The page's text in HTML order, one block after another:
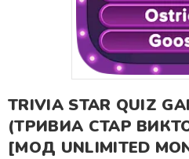
TRIVIA STAR QUIZ
(ТРИВИА СТАР
[МОД UNLIMITED